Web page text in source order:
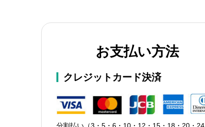
お支払い方法
クレジットカード決済